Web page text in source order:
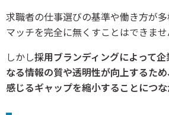
求職者の仕事選びの基準や働き方が
マッチを完全に無くすことはできませ
しかし採用ブランディングによって
なる情報の質や透明性が向上するた
感じるギャップを縮小することにつな